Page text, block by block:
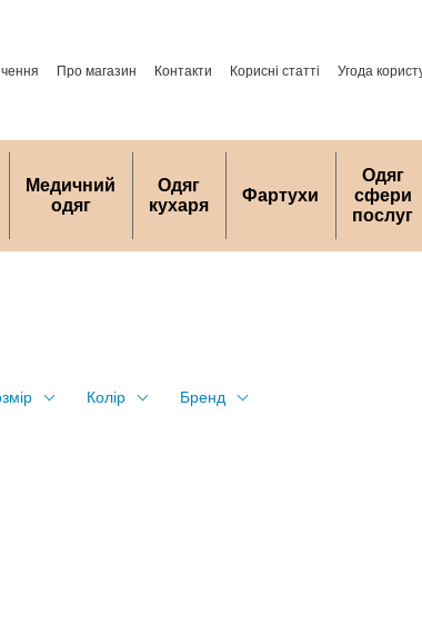
Про магазин Контакти Корисні статті
Угода
Медичний
одяг
Одяг
кухаря
Фартухи
Одяг
сфери
послуг
Колір Бренд